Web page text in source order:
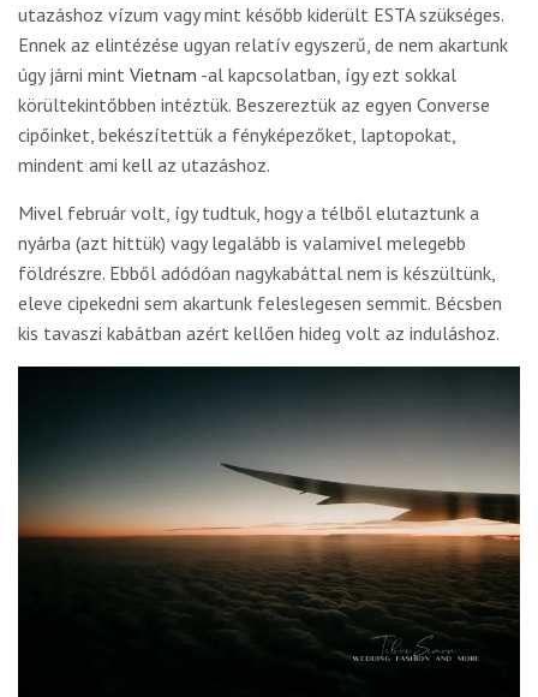
utazáshoz vízum vagy mint később kiderült ESTA szükséges.
Ennek az elintézése ugyan relatív egyszerű, de nem akartunk
úgy járni mint Vietnam -al kapcsolatban, így ezt sokkal
körültekintőbben intéztük. Beszereztük az egyen Converse
cipőinket, bekészítettük a fényképezőket, laptopokat,
mindent ami kell az utazáshoz.
Mivel február volt, így tudtuk, hogy a télből elutaztunk a
nyárba (azt hittük) vagy legalább is valamivel melegebb
földrészre. Ebből adódóan nagykabáttal nem is készültünk,
eleve cipekedni sem akartunk feleslegesen semmit. Bécsben
kis tavaszi kabátban azért kellően hideg volt az induláshoz.